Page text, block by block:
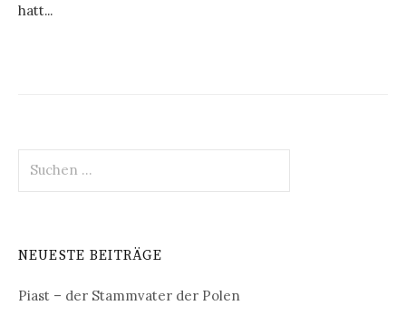
hatt...
nach:
NEUESTE BEITRÄGE
Piast – der Stammvater der Polen